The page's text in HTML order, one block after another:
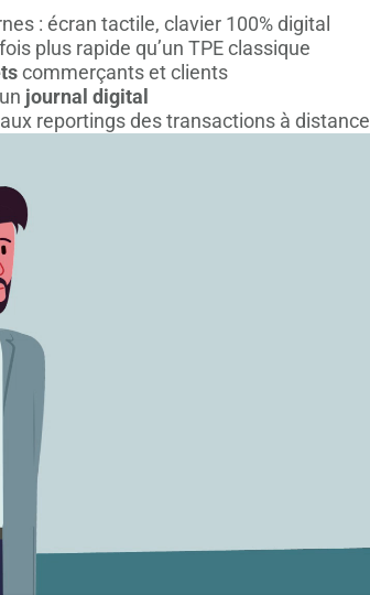
: écran tactile, clavier 100% digital
plus rapide qu’un TPE classique
commerçants et clients
journal digital
reportings des transactions à distance